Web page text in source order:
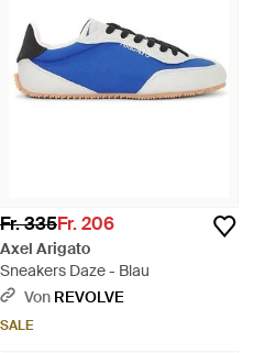
Fr. 335Fr. 206
Axel Arigato
Sneakers Daze - Blau
Von REVOLVE
SALE